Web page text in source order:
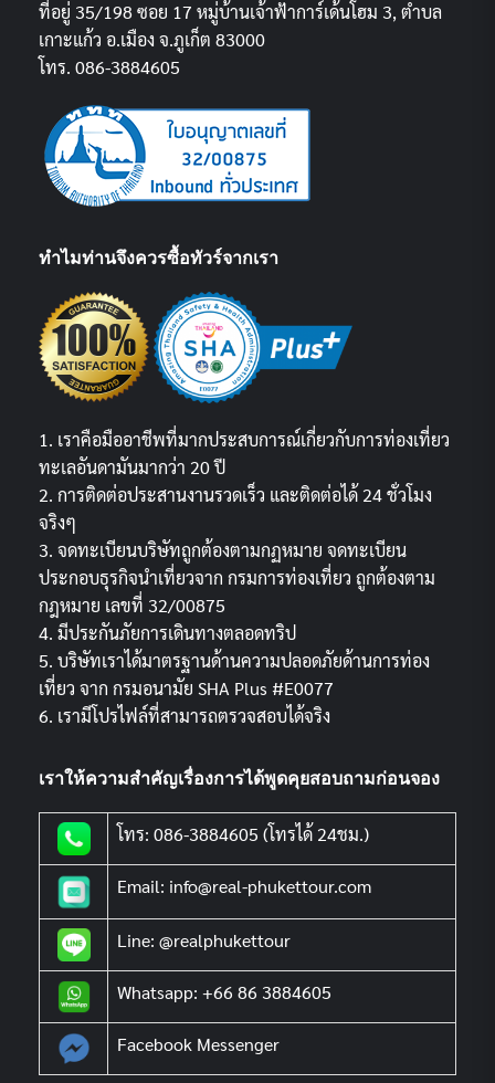
ที่อยู่ 35/198 ซอย 17 หมู่บ้านเจ้าฟ้าการ์เด้นโฮม 3, ตำบล
เกาะแก้ว อ.เมือง จ.ภูเก็ต 83000
โทร. 086-3884605
ทำไมท่านจึงควรซื้อทัวร์จากเรา
1. เราคือมืออาชีพที่มากประสบการณ์เกี่ยวกับการท่องเที่ยว
ทะเลอันดามันมากว่า 20 ปี
2. การติดต่อประสานงานรวดเร็ว และติดต่อได้ 24 ชั่วโมง
จริงๆ
3. จดทะเบียนบริษัทถูกต้องตามกฏหมาย จดทะเบียน
ประกอบธุรกิจนำเที่ยวจาก กรมการท่องเที่ยว ถูกต้องตาม
กฎหมาย เลขที่ 32/00875
4. มีประกันภัยการเดินทางตลอดทริป
5. บริษัทเราได้มาตรฐานด้านความปลอดภัยด้านการท่อง
เที่ยว จาก กรมอนามัย SHA Plus #E0077
6. เรามีโปรไฟล์ที่สามารถตรวจสอบได้จริง
เราให้ความสำคัญเรื่องการได้พูดคุยสอบถามก่อนจอง
โทร: 086-3884605 (โทรได้ 24ชม.)
Email: info@real-phukettour.com
Line: @realphukettour
Whatsapp: +66 86 3884605
Facebook Messenger